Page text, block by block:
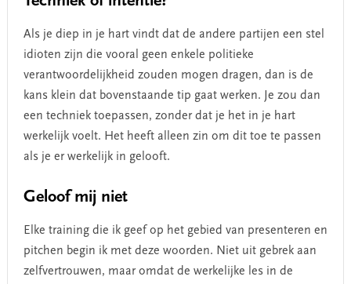
Als je diep in je hart vindt dat de andere partijen een stel
idioten zijn die vooral geen enkele politieke
verantwoordelijkheid zouden mogen dragen, dan is de
kans klein dat bovenstaande tip gaat werken. Je zou dan
een techniek toepassen, zonder dat je het in je hart
werkelijk voelt. Het heeft alleen zin om dit toe te passen
als je er werkelijk in gelooft.
Geloof mij niet
Elke training die ik geef op het gebied van presenteren en
pitchen begin ik met deze woorden. Niet uit gebrek aan
zelfvertrouwen, maar omdat de werkelijke les in de